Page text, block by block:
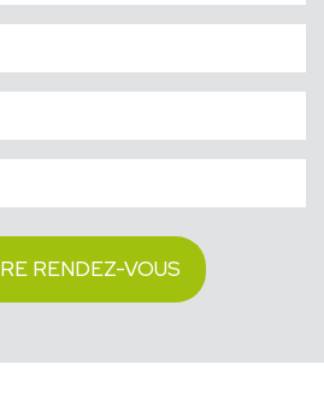
RENDEZ-VOUS